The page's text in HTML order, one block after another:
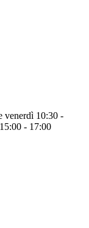
venerdì 10:30 -
- 17:00